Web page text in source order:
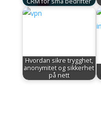
Hvordan sikre trygghet,
anonymitet og sikkerhet
på nett